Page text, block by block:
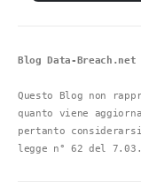
Blog Data-
Questo Blog non
quanto viene
pertanto
legge n° 62 del